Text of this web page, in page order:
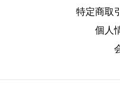
特定商取
個人